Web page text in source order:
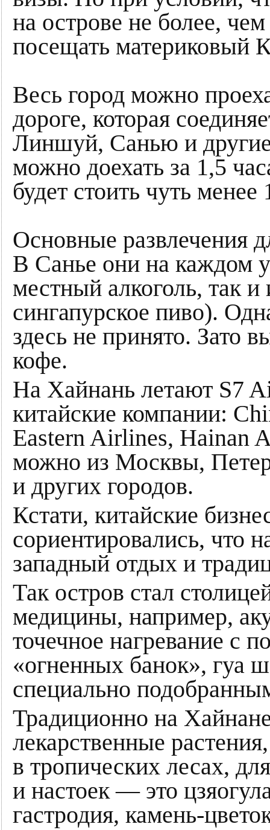
на острове не более,
посещать материковый
Весь город можно
дороге, которая
Линшуй, Санью и
можно доехать за 1,5
будет стоить чуть менее
Основные развлечения
В Санье они на каждом
местный алкоголь, так
сингапурское пиво).
здесь не принято.
кофе.
На Хайнань летают S7
китайские компании:
Eastern Airlines, Hainan
можно из Москвы,
и других городов.
Кстати, китайские
сориентировались, что
западный отдых и
Так остров стал
медицины, например,
точечное нагревание с
«огненных банок», гуа
специально
Традиционно на
лекарственные
в тропических лесах,
и настоек — это
гастродия, камень-